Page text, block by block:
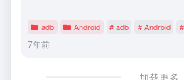
adb Android # adb # Android
7年前
加载更多